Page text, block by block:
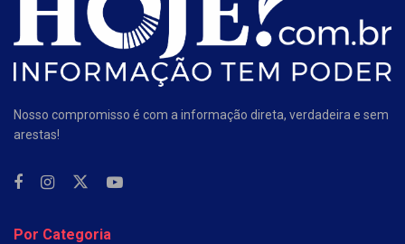
Nosso compromisso é com a informação direta, verdadeira e sem
arestas!
Por Categoria